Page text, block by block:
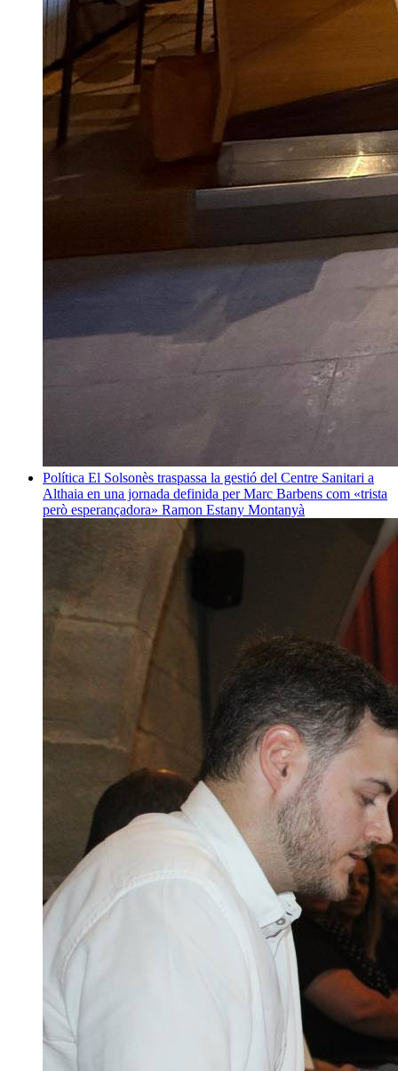
Política El Solsonès traspassa la gestió del Centre Sanitari a
Althaia en una jornada definida per Marc Barbens com «trista
però esperançadora» Ramon Estany Montanyà